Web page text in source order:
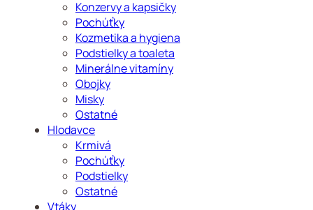
Konzervy a kapsičky
Pochúťky
Kozmetika a hygiena
Podstielky a toaleta
Minerálne vitamíny
Obojky
Misky
Ostatné
Hlodavce
Krmivá
Pochúťky
Podstielky
Ostatné
Vtáky